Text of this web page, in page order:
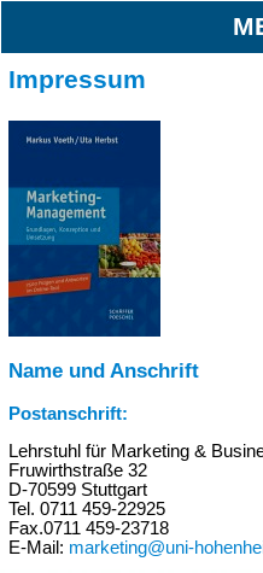
Impressum
Name und Anschrift
Postanschrift:
Lehrstuhl für Marketing &
Fruwirthstraße 32
D-70599 Stuttgart
Tel. 0711 459-22925
Fax.0711 459-23718
E-Mail: marketing@uni-